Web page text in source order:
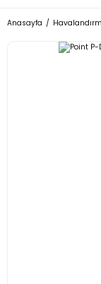
Anasayfa